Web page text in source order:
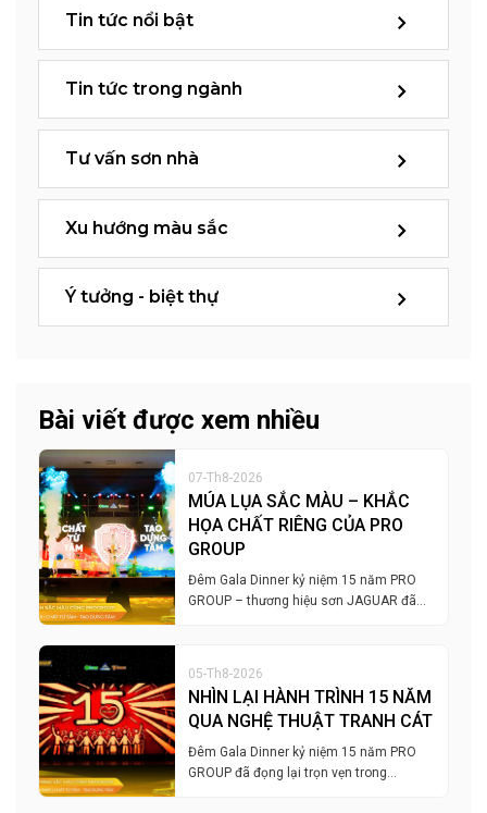
Tin tức nổi bật
Tin tức trong ngành
Tư vấn sơn nhà
Xu hướng màu sắc
Ý tưởng - biệt thự
Bài viết được xem nhiều
07-Th8-2026
MÚA LỤA SẮC MÀU – KHẮC
HỌA CHẤT RIÊNG CỦA PRO
GROUP
Đêm Gala Dinner kỷ niệm 15 năm PRO
GROUP – thương hiệu sơn JAGUAR đã…
05-Th8-2026
NHÌN LẠI HÀNH TRÌNH 15 NĂM
QUA NGHỆ THUẬT TRANH CÁT
Đêm Gala Dinner kỷ niệm 15 năm PRO
GROUP đã đọng lại trọn vẹn trong…